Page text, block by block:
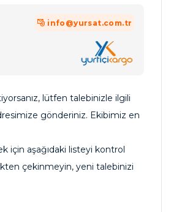
info@yursat.com.tr
lütfen talebinizle ilgili
gönderiniz. Ekibimiz en
için aşağıdaki listeyi kontrol
çekinmeyin, yeni talebinizi